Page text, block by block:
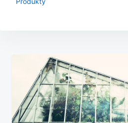
Navigace
příspěvek